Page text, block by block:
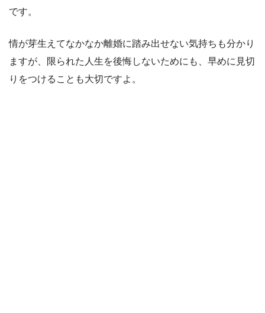
です。
情が芽生えてなかなか離婚に踏み出せない気持ちも分かり
ますが、限られた人生を後悔しないためにも、早めに見切
りをつけることも大切ですよ。